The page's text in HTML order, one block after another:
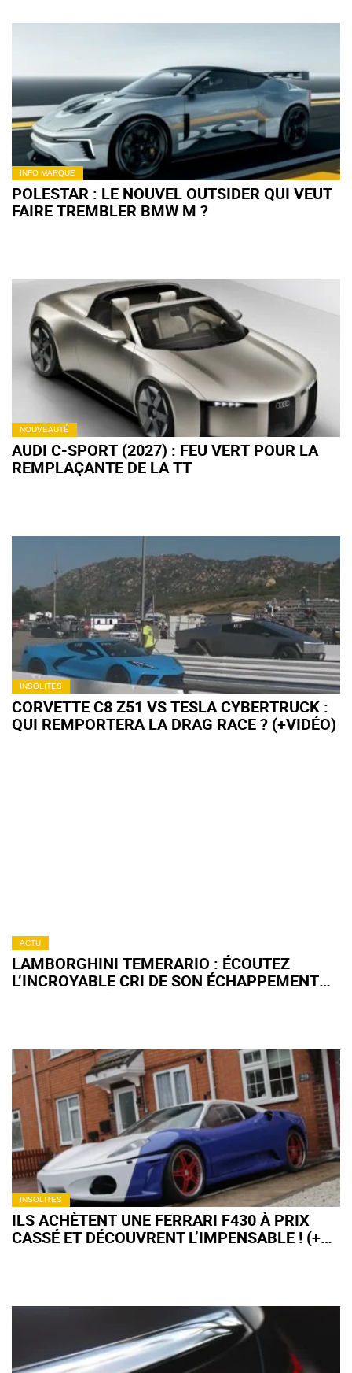
INFO MARQUE
POLESTAR : LE NOUVEL OUTSIDER QUI VEUT
FAIRE TREMBLER BMW M ?
NOUVEAUTÉ
AUDI C-SPORT (2027) : FEU VERT POUR LA
REMPLAÇANTE DE LA TT
INSOLITES
CORVETTE C8 Z51 VS TESLA CYBERTRUCK :
QUI REMPORTERA LA DRAG RACE ? (+VIDÉO)
ACTU
LAMBORGHINI TEMERARIO : ÉCOUTEZ
L’INCROYABLE CRI DE SON ÉCHAPPEMENT
INSOLITES
ILS ACHÈTENT UNE FERRARI F430 À PRIX
CASSÉ ET DÉCOUVRENT L’IMPENSABLE ! (+